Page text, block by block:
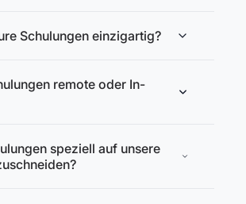
Schulungen einzigartig?
remote oder In-
speziell auf unsere